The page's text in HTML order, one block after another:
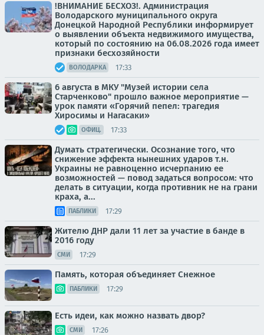
!ВНИМАНИЕ БЕСХОЗ!. Администрация
Володарского муниципального округа
Донецкой Народной Республики информирует
о выявлении объекта недвижимого имущества,
который по состоянию на 06.08.2026 года имеет
признаки бесхозяйности
ВОЛОДАРКА 17:33
6 августа в МКУ "Музей истории села
Старченково" прошло важное мероприятие —
урок памяти «Горячий пепел: трагедия
Хиросимы и Нагасаки»
ОФИЦ. 17:33
Думать стратегически. Осознание того, что
снижение эффекта нынешних ударов т.н.
Украины не равноценно исчерпанию ее
возможностей — повод задаться вопросом: что
делать в ситуации, когда противник не на грани
краха, а...
ПАБЛИКИ 17:29
Жителю ДНР дали 11 лет за участие в банде в
2016 году
СМИ 17:29
Память, которая объединяет Снежное
ПАБЛИКИ 17:29
Есть идеи, как можно назвать двор?
СМИ 17:26